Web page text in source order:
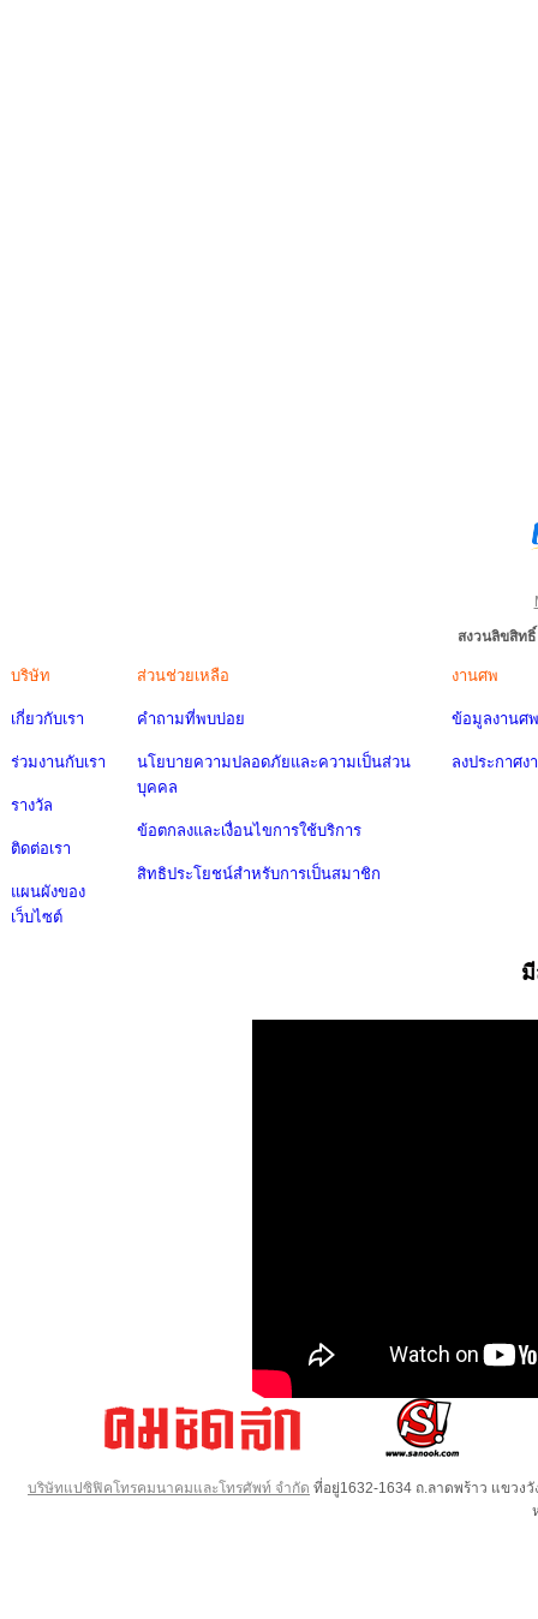
สงวนลิขสิท
บริษัท
เกี่ยวกับเรา
ร่วมงานกับเรา
รางวัล
ติดต่อเรา
แผนผังของ
เว็บไซต์
ส่วนช่วยเหลือ
คำถามที่พบบ่อย
นโยบายความปลอดภัยและความเป็นส่วน
บุคคล
ข้อตกลงและเงื่อนไขการใช้บริการ
สิทธิประโยชน์สำหรับการเป็นสมาชิก
งานศพ
ข้อมูลงานศพ
ลงประกาศง
บริษัทแปซิฟิคโทรคมนาคมและโทรศัพท์ จำกัด ที่อยู่1632-1634 ถ.ลาดพร้าว แขวง